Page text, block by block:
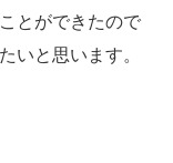
とができたので
いと思います。